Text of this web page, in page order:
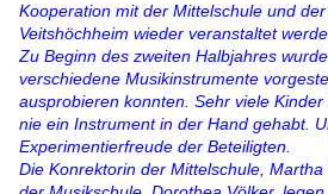
Kooperation mit der Mittelschule und
Veitshöchheim wieder veranstaltet
Zu Beginn des zweiten Halbjahres
verschiedene Musikinstrumente
ausprobieren konnten. Sehr viele
nie ein Instrument in der Hand gehabt.
Experimentierfreude der Beteiligten.
Die Konrektorin der Mittelschule,